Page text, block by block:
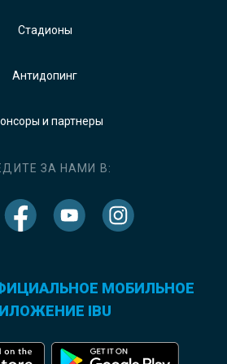
Стадионы
Антидопинг
и партнеры
ЗА НАМИ В:
МОБИЛЬНОЕ
IBU